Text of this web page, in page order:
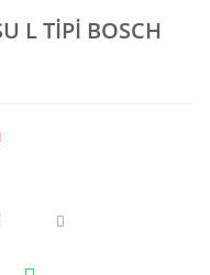
L TİPİ BOSCH